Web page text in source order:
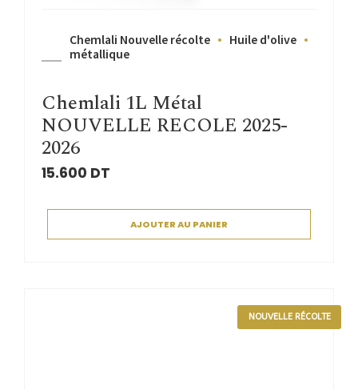
Chemlali Nouvelle récolte
Huile d'olive
métallique
Chemlali 1L Métal
NOUVELLE RECOLE 2025-
2026
15.600 DT
AJOUTER AU PANIER
NOUVELLE RÉCOLTE